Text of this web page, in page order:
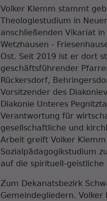
Volker Klemm stammt
Theologiestudium in
anschließenden Vikariat
Wetzhausen -
Ost. Seit 2019 ist er dort
geschäftsführender
Rückersdorf,
Vorsitzender des
Diakonie Unteres
Verantwortung für
gesellschaftliche und
Arbeit greift Volker
Sozialpädagogikstudium
auf die spirituell-
Zum Dekanatsbezirk
Gemeindegliedern.